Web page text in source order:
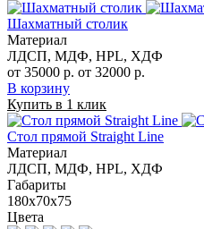
Шахматный столик
Материал
ЛДСП, МДФ, HPL, ХДФ
от 35000 р. от 32000 р.
В корзину
Купить в 1 клик
Стол прямой Straight Line
Материал
ЛДСП, МДФ, HPL, ХДФ
Габариты
180x70x75
Цвета